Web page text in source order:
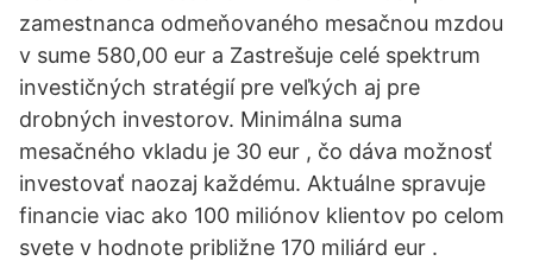
zamestnanca odmeňovaného mesačnou mzdou
v sume 580,00 eur a Zastrešuje celé spektrum
investičných stratégií pre veľkých aj pre
drobných investorov. Minimálna suma
mesačného vkladu je 30 eur , čo dáva možnosť
investovať naozaj každému. Aktuálne spravuje
financie viac ako 100 miliónov klientov po celom
svete v hodnote približne 170 miliárd eur .